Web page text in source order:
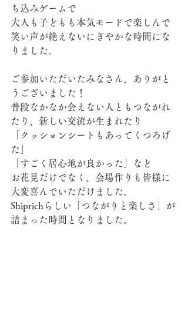
ち込みゲームで
大人も子どもも本気モードで楽しんで
笑い声が絶えないにぎやかな時間にな
りました。
ご参加いただいたみなさん、ありがと
うございました！
普段なかなか会えない人ともつながれ
たり、新しい交流が生まれたり
「クッションシートもあってくつろげ
た」
「すごく居心地が良かった」など
お花見だけでなく、会場作りも皆様に
大変喜んでいただけました。
Shiprichらしい「つながりと楽しさ」が
詰まった時間となりました。